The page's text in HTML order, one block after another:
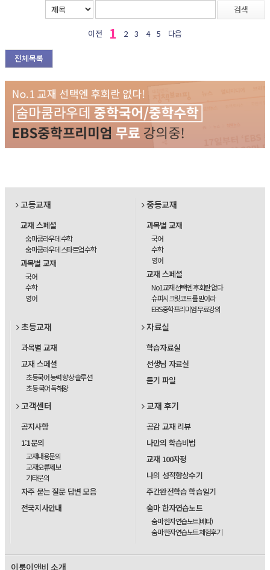
검색
이전 1 2 3 4 5 다음
전체목록
고등교재
교재 스페셜
숨마쿰라우데 수학
숨마쿰라우데 스타트업 수학
과목별 교재
국어
수학
영어
중등교재
과목별 교재
국어
수학
영어
교재 스페셜
No1교재 선택엔 후회란 없다
슈퍼시크릿코드를 믿어라
EBS중학프리미엄 무료강의
초등교재
과목별 교재
교재 스페셜
초등국어 능력 향상 솔루션
초등 국어 독해왕
자료실
학습자료실
선생님 자료실
듣기 파일
고객센터
공지사항
1:1문의
교재내용문의
교재오류제보
기타문의
자주 묻는 질문 답변 모음
전국지사안내
교재 후기
공감 교재 리뷰
나만의 학습비법
교재 100자평
나의 성적향상수기
주간완전학습 학습일기
숨마 한자연습노트
숨마 한자연습노트(베타)
숨마 한자연습노트 체험후기
이룸이앤비 소개